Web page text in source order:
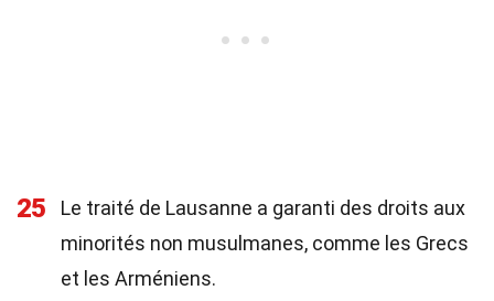
25
Le traité de Lausanne a garanti des droits aux
minorités non musulmanes, comme les Grecs
et les Arméniens.